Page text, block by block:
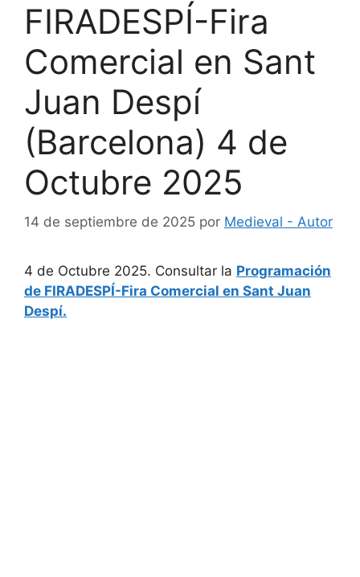
FIRADESPÍ-Fira
Comercial en Sant
Juan Despí
(Barcelona) 4 de
Octubre 2025
14 de septiembre de 2025 por Medieval - Autor
4 de Octubre 2025. Consultar la Programación
de FIRADESPÍ-Fira Comercial en Sant Juan
Despí.